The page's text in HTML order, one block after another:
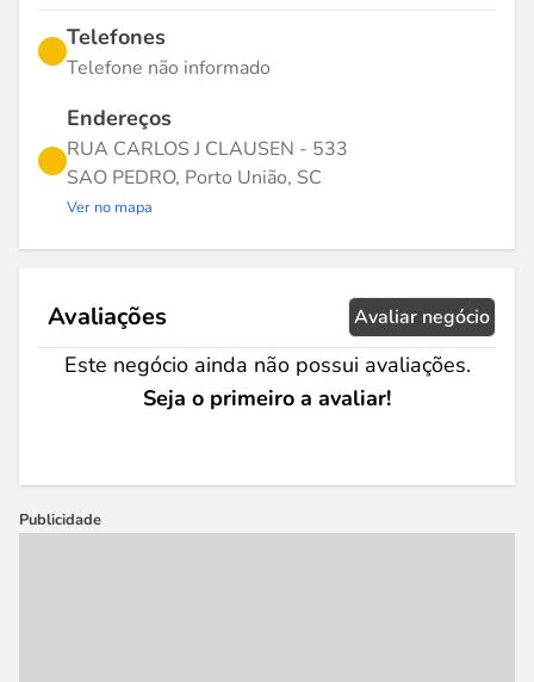
Telefones
Telefone não informado
Endereços
RUA CARLOS J CLAUSEN - 533
SAO PEDRO, Porto União, SC
Ver no mapa
Avaliações Avaliar negócio
Este negócio ainda não possui avaliações.
Seja o primeiro a avaliar!
Publicidade